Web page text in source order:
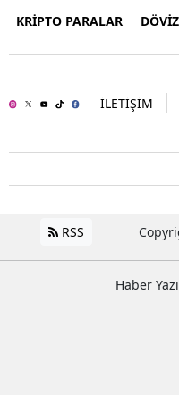
KRİPTO PARALAR
İLETİŞİM
RSS
Haber